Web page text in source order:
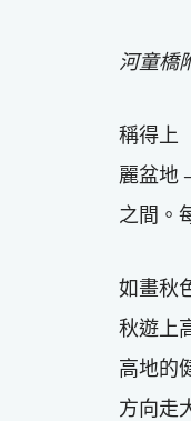
河童橋
稱得上
麗盆地
之間。
如畫秋
秋遊上
高地的
方向走